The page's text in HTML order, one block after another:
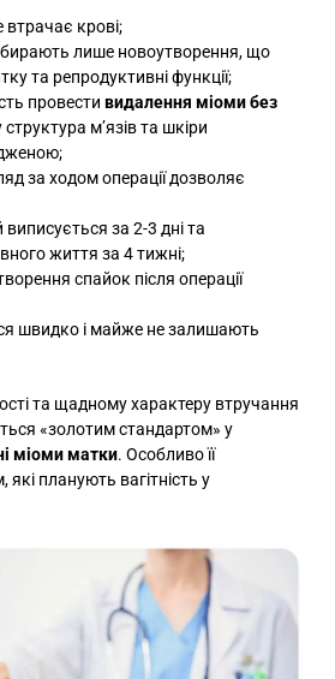
крові;
лише новоутворення, що
та репродуктивні функції;
провести видалення міоми без
м’язів та шкіри
за ходом операції дозволяє
за 2-3 дні та
життя за 4 тижні;
спайок після операції
швидко і майже не залишають
та щадному характеру втручання
«золотим стандартом» у
міоми матки. Особливо її
планують вагітність у